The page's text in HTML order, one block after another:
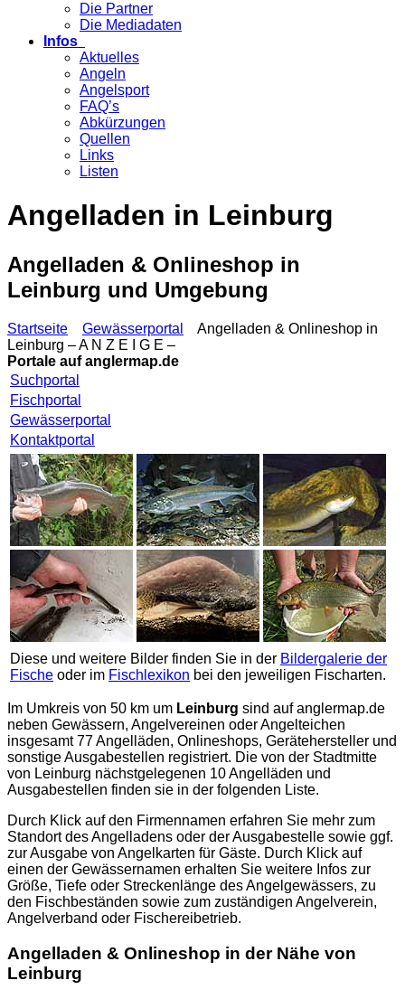
Die Partner
Die Mediadaten
Infos
Aktuelles
Angeln
Angelsport
FAQ’s
Abkürzungen
Quellen
Links
Listen
Angelladen in Leinburg
Angelladen & Onlineshop in
Leinburg und Umgebung
Startseite Gewässerportal
Angelladen & Onlineshop in
Leinburg – A N Z E I G E –
Portale aufanglermap.de
Suchportal
Fischportal
Gewässerportal
Kontaktportal
Diese und weitere Bilder finden Sie in der Bildergalerie der
Fische oder im Fischlexikon bei den jeweiligen Fischarten.
Im Umkreis von 50 km um Leinburg sind aufanglermap.de
neben Gewässern, Angelvereinen oder Angelteichen
insgesamt 77 Angelläden, Onlineshops, Gerätehersteller und
sonstige Ausgabestellen registriert. Die von der Stadtmitte
von Leinburg nächstgelegenen 10 Angelläden und
Ausgabestellen finden sie in der folgenden Liste.
Durch Klick auf den Firmennamen erfahren Sie mehr zum
Standort des Angelladens oder der Ausgabestelle sowie ggf.
zur Ausgabe von Angelkarten für Gäste. Durch Klick auf
einen der Gewässernamen erhalten Sie weitere Infos zur
Größe, Tiefe oder Streckenlänge des Angelgewässers, zu
den Fischbeständen sowie zum zuständigen Angelverein,
Angelverband oder Fischereibetrieb.
Angelladen & Onlineshop in der Nähe von
Leinburg